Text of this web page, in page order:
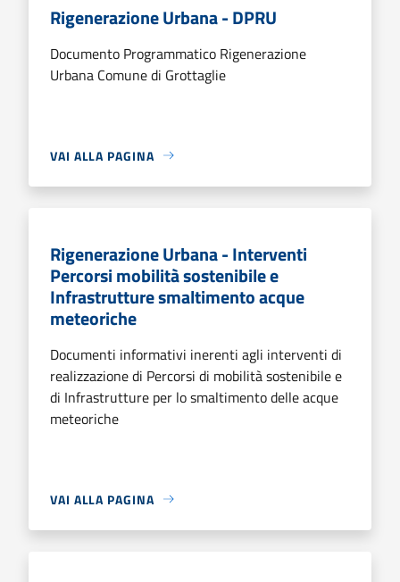
Rigenerazione Urbana - DPRU
Documento Programmatico Rigenerazione
Urbana Comune di Grottaglie
VAI ALLA PAGINA
Rigenerazione Urbana - Interventi
Percorsi mobilità sostenibile e
Infrastrutture smaltimento acque
meteoriche
Documenti informativi inerenti agli interventi di
realizzazione di Percorsi di mobilità sostenibile e
di Infrastrutture per lo smaltimento delle acque
meteoriche
VAI ALLA PAGINA